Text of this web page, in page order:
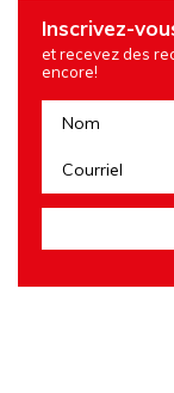
Inscrivez-
et recevez des
encore!